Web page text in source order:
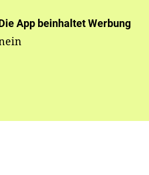
App beinhaltet Werbung